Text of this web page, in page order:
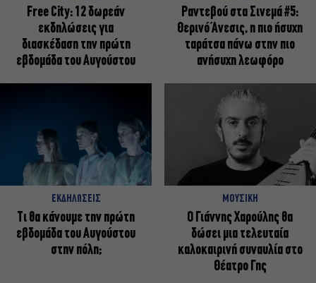
Free City: 12 δωρεάν
εκδηλώσεις για
διασκέδαση την πρώτη
εβδομάδα του Αυγούστου
Ραντεβού στα Σινεμά #5:
Θερινό Άνεσις, η πιο ήσυχη
ταράτσα πάνω στην πιο
ανήσυχη λεωφόρο
ΕΚΔΗΛΩΣΕΙΣ
Τι θα κάνουμε την πρώτη
εβδομάδα του Αυγούστου
στην πόλη;
ΜΟΥΣΙΚΗ
Ο Γιάννης Χαρούλης θα
δώσει μια τελευταία
καλοκαιρινή συναυλία στο
Θέατρο Γης